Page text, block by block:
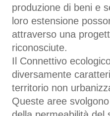
produzione di beni e
loro estensione
attraverso una
riconosciute.
Il Connettivo
diversamente
territorio non
Queste aree